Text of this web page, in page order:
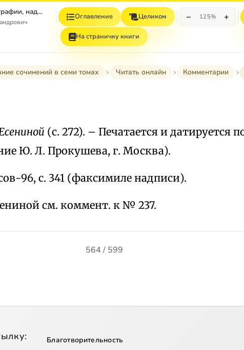
Том 7. Книга 1. Автобиографии, надписи и др Оглавление Целиком − 125% +
На страничку книги
сочинений в семи томах Читать онлайн Комментарии
(с. 272). – Печатается и датируется
Ю. Л. Прокушева, г. Москва).
96, с. 341 (факсимиле надписи).
см. коммент. к № 237.
564 / 599
Благотворительность